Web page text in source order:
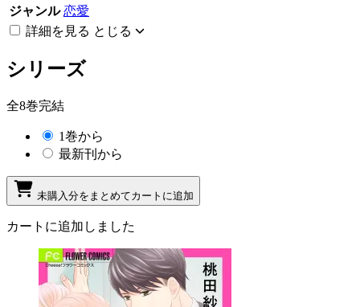
ジャンル 恋愛
詳細を見る とじる
シリーズ
全8巻完結
1巻から
最新刊から
未購入分をまとめてカートに追加
カートに追加しました